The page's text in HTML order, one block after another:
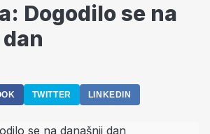
Dogodilo se na
TWITTER LINKEDIN